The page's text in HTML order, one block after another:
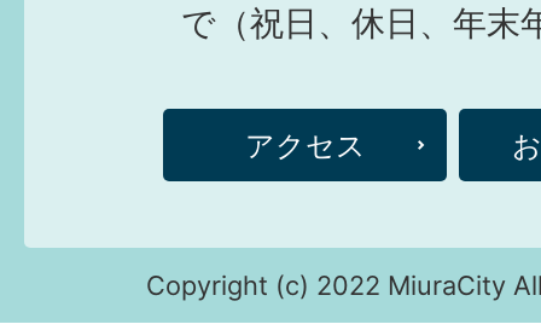
で（祝日、休日、年末
アクセス
Copyright (c) 2022 MiuraCity